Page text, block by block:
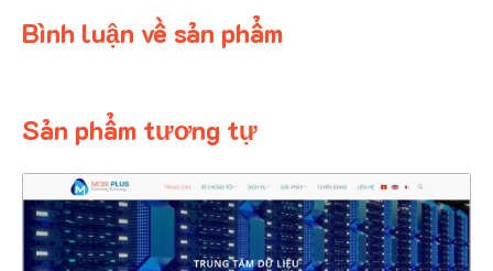
Bình luận về sản phẩm
Sản phẩm tương tự